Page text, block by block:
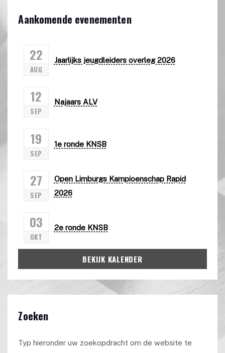
Aankomende evenementen
22
AUG
Jaarlijks jeugdleiders overleg 2026
12
SEP
Najaars ALV
19
SEP
1e ronde KNSB
27
SEP
Open Limburgs Kampioenschap Rapid
2026
03
OKT
2e ronde KNSB
BEKIJK KALENDER
Zoeken
Typ hieronder uw zoekopdracht om de website te